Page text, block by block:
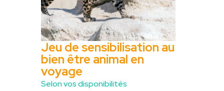
Jeu de sensibilisation au
bien être animal en
voyage
Selon vos disponibilités